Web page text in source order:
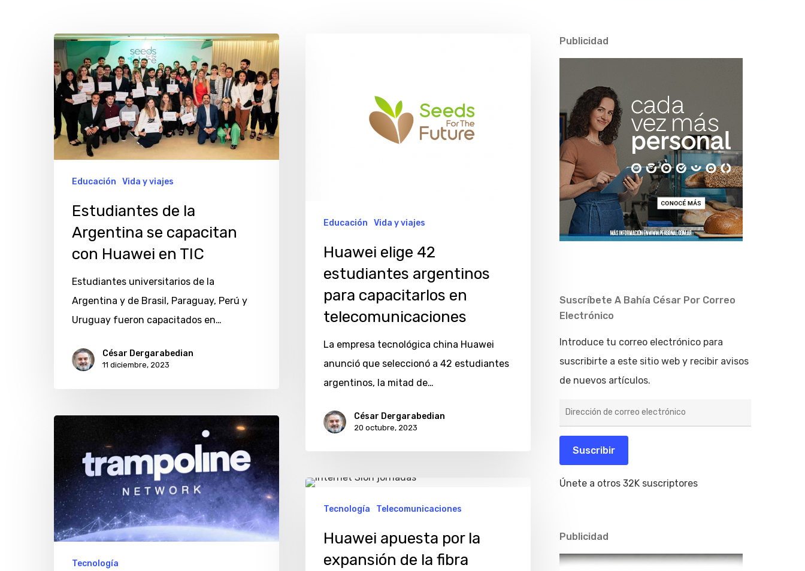
Hit enter to search or ESC to close
Estudiantes
de
la
Argentina
se
capacitan
Huawei
Educación Vida y viajes
Estudiantes de la
Argentina se capacitan
con Huawei en TIC
Estudiantes universitarios de la
Argentina y de Brasil, Paraguay, Perú y
Uruguay fueron capacitados en…
César Dergarabedian
11 diciembre, 2023
Educación Vida y viajes
Huawei elige 42
estudiantes argentinos
para capacitarlos en
telecomunicaciones
La empresa tecnológica china Huawei
anunció que seleccionó a 42 estudiantes
argentinos, la mitad de…
César Dergarabedian
20 octubre, 2023
Trampoline
plaza
de
negocios
de
propiedad
Tecnología
Huawei
apuesta
expansión
Tecnología Telecomunicaciones
Huawei apuesta por la
expansión de la fibra
Publicidad
Suscríbete A Bahía César Por Correo
Electrónico
Introduce tu correo electrónico para
suscribirte a este sitio web y recibir avisos
de nuevos artículos.
de
electrónico
Suscribir
Únete a otros 32K suscriptores
Publicidad